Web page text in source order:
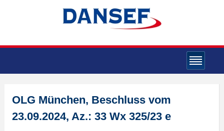
OLG München, Beschluss vom
23.09.2024, Az.: 33 Wx 325/23 e